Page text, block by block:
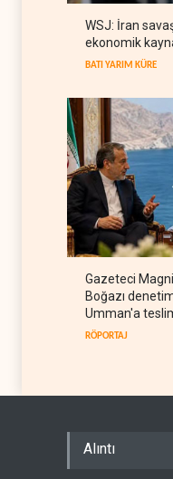
WSJ: İran
ekonomik
BATI YARIM KÜRE
Gazeteci
Boğazı
Umman'a
RÖPORTAJ
Alıntı